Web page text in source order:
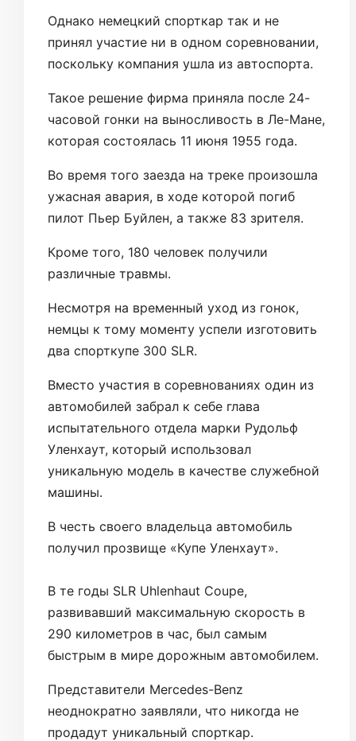
Однако немецкий спорткар так и не
принял участие ни в одном соревновании,
поскольку компания ушла из автоспорта.
Такое решение фирма приняла после 24-
часовой гонки на выносливость в Ле-Мане,
которая состоялась 11 июня 1955 года.
Во время того заезда на треке произошла
ужасная авария, в ходе которой погиб
пилот Пьер Буйлен, а также 83 зрителя.
Кроме того, 180 человек получили
различные травмы.
Несмотря на временный уход из гонок,
немцы к тому моменту успели изготовить
два спорткупе 300 SLR.
Вместо участия в соревнованиях один из
автомобилей забрал к себе глава
испытательного отдела марки Рудольф
Уленхаут, который использовал
уникальную модель в качестве служебной
машины.
В честь своего владельца автомобиль
получил прозвище «Купе Уленхаут».
В те годы SLR Uhlenhaut Coupe,
развивавший максимальную скорость в
290 километров в час, был самым
быстрым в мире дорожным автомобилем.
Представители Mercedes-Benz
неоднократно заявляли, что никогда не
продадут уникальный спорткар.